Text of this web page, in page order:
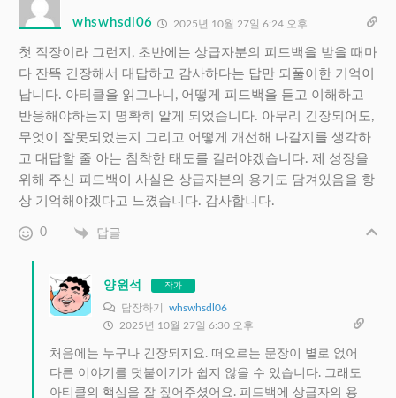
whswhsdl06 2025년 10월 27일 6:24 오후
첫 직장이라 그런지, 초반에는 상급자분의 피드백을 받을 때마
다 잔뜩 긴장해서 대답하고 감사하다는 답만 되풀이한 기억이
납니다. 아티클을 읽고나니, 어떻게 피드백을 듣고 이해하고
반응해야하는지 명확히 알게 되었습니다. 아무리 긴장되어도,
무엇이 잘못되었는지 그리고 어떻게 개선해 나갈지를 생각하
고 대답할 줄 아는 침착한 태도를 길러야겠습니다. 제 성장을
위해 주신 피드백이 사실은 상급자분의 용기도 담겨있음을 항
상 기억해야겠다고 느꼈습니다. 감사합니다.
0 답글
양원석 작가
답장하기 whswhsdl06
2025년 10월 27일 6:30 오후
처음에는 누구나 긴장되지요. 떠오르는 문장이 별로 없어
다른 이야기를 덧붙이기가 쉽지 않을 수 있습니다. 그래도
아티클의 핵심을 잘 짚어주셨어요. 피드백에 상급자의 용